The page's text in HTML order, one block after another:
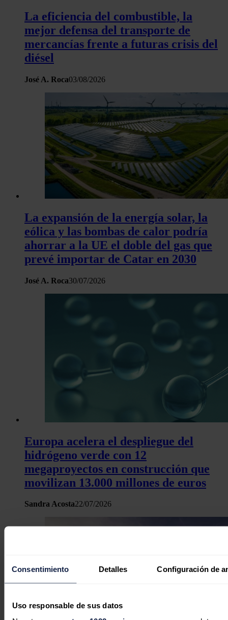
Consentimiento Detalles Configuración de
Uso responsable de sus datos
La eficiencia del combustible, la
mejor defensa del transporte de
mercancías frente a futuras crisis del
diésel
José A. Roca03/08/2026
La expansión de la energía solar, la
eólica y las bombas de calor podría
ahorrar a la UE el doble del gas que
prevé importar de Catar en 2030
José A. Roca30/07/2026
Europa acelera el despliegue del
hidrógeno verde con 12
megaproyectos en construcción que
movilizan 13.000 millones de euros
Sandra Acosta22/07/2026